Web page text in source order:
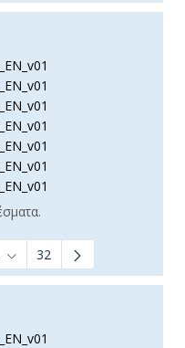
Ενδιάμεσες σελίδες Use
32